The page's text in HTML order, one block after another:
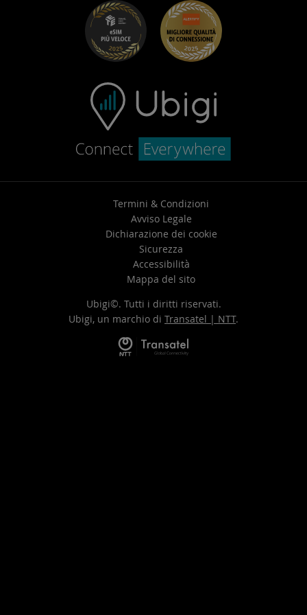
Risoluzione dei problemi
Centro assistenza
Contatta l’assistenza
Termini & Condizioni
Avviso Legale
Dichiarazione dei cookie
Sicurezza
Accessibilità
Mappa del sito
Ubigi©. Tutti i diritti riservati.
Ubigi, un marchio di Transatel | NTT.